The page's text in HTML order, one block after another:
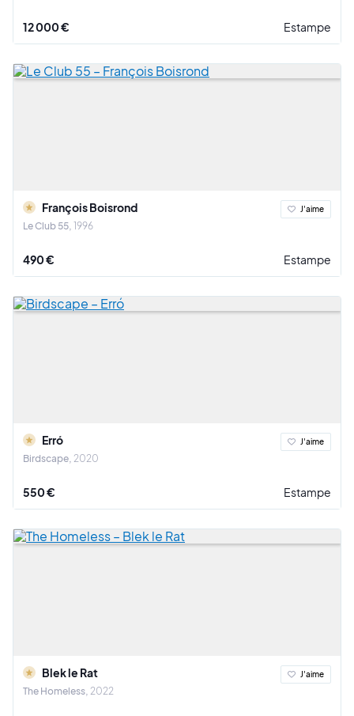
12 000 € Estampe
François Boisrond
Le Club 55 1996
J'aime
490 € Estampe
Erró
Birdscape 2020
J'aime
550 € Estampe
Blek le Rat
The Homeless 2022
J'aime